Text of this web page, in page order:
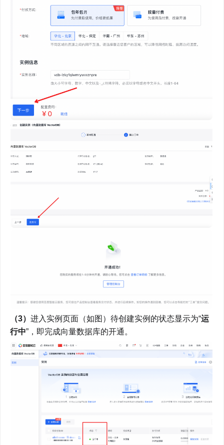
（3）进入实例页面（如图）待创建实例的状态显示为“运
行中”，即完成向量数据库的开通。